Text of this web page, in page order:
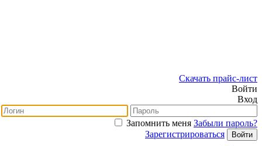
Скачать прайс-лист
Войти
Вход
Запомнить меня Забыли пароль?
Зарегистрироваться